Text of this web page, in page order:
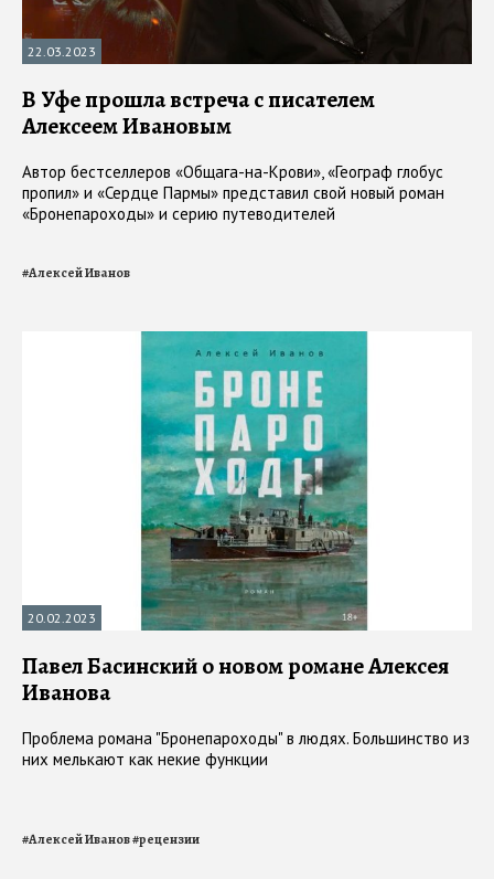
22.03.2023
В Уфе прошла встреча с писателем
Алексеем Ивановым
Автор бестселлеров «Общага-на-Крови», «Географ глобус
пропил» и «Сердце Пармы» представил свой новый роман
«Бронепароходы» и серию путеводителей
#Алексей Иванов
20.02.2023
Павел Басинский о новом романе Алексея
Иванова
Проблема романа "Бронепароходы" в людях. Большинство из
них мелькают как некие функции
#Алексей Иванов#рецензии